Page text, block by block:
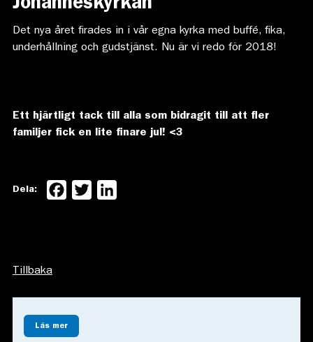
Johanneskyrkan
Det nya året firades in i vår egna kyrka med buffé, fika,
underhållning och gudstjänst. Nu är vi redo för 2018!
Ett hjärtligt tack till alla som bidragit till att fler
familjer fick en lite finare jul! <3
Dela: Facebook
Twitter
Tillbaka
Läs mer